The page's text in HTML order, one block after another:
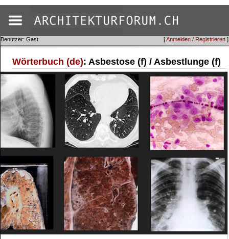
[Anmelden / Registrieren ]
Benutzer: Gast
Wörterbuch (de): Asbestose (f) / Asbestlunge (f)